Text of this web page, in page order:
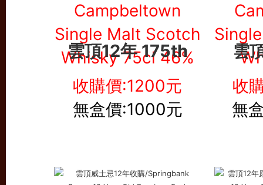
雲頂12年 175th
雲
收購價:1200元
無盒價:1000元
收
無